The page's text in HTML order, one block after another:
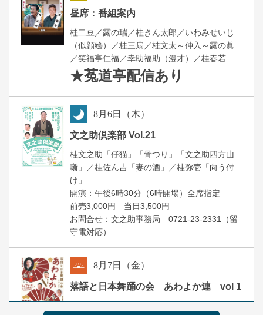
昼席：番組案内
桂二豆／露の瑞／桂きん太郎／いわみせいじ
（似顔絵）／桂三扇／桂文太～仲入～露の眞
／笑福亭仁福／幸助福助（漫才）／桂春若
★菟道亭配信あり
8月6日（木）
文之助倶楽部 Vol.21
桂文之助「仔猫」「骨つり」「文之助四方山
噺」／桂佐ん吉「妻の酒」／桂弥壱「向う付
け」
開演：午後6時30分（6時開場）全席指定
前売3,000円 当日3,500円
お問合せ：文之助事務局 0721-23-2331（留
守電対応）
8月 7日（金）
落語と日本舞踊の会 あわよか連 vol 1